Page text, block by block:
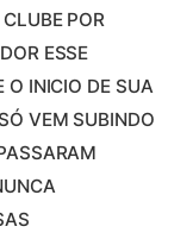
POR
ESSE
O INICIO DE SUA
VEM SUBINDO